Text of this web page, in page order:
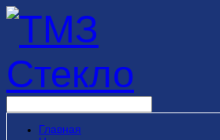
Главная